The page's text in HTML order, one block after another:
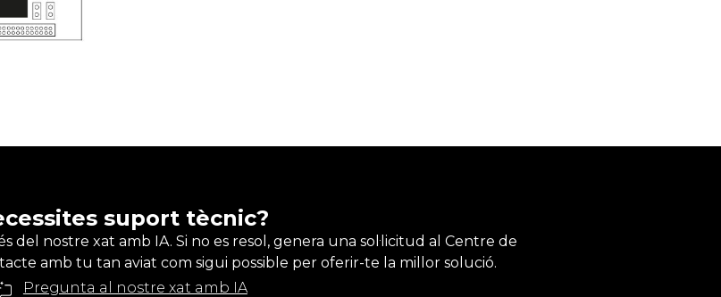
suport tècnic?
del nostre xat amb IA. Si no es resol, genera una sol·licitud al Centre de
amb tu tan aviat com sigui possible per oferir-te la millor solució.
Pregunta al nostre xat amb IA